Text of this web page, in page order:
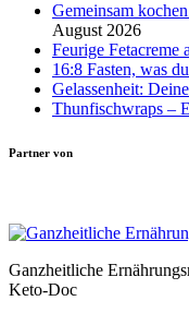
Gemeinsam
August 2026
Feurige Fetacreme
16:8 Fasten, was
Gelassenheit:
Thunfischwraps –
Partner von
Ganzheitliche
Keto-Doc